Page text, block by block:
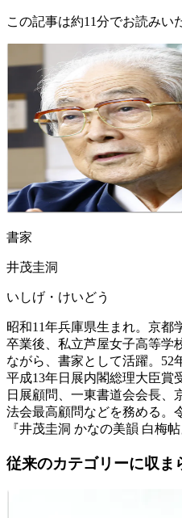
この記事は約11分でお読みい
書家
井茂圭洞
いしげ・けいどう
昭和11年兵庫県生まれ。京都
卒業後、私立芦屋女子高等学
ながら、書家として活躍。52
平成13年日展内閣総理大臣賞
日展顧問、一東書道会会長、
法会最高顧問などを務める。
『井茂圭洞 かなの美韻
従来のカテゴリーに収ま